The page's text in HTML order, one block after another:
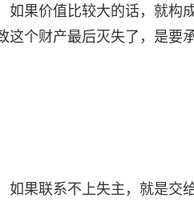
如果价值比较大的话，就构
这个财产最后灭失了，是要
如果联系不上失主，就是交